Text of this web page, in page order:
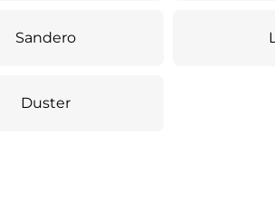
Sandero
Duster